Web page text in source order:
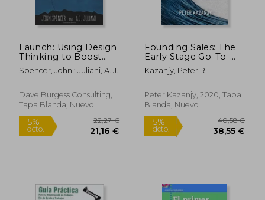
5% 16,50 € 5%
Rápido
Launch: Using Design
Thinking to Boost
Creativity and Bring
Out the Maker in
Inglés)
Spencer, John ; Juliani, A. J.
Dave Burgess Consulting,
Tapa Blanda, Nuevo
Founding Sales: The
Early Stage Go-To-
Market Handbook
(en Inglés)
Kazanjy, Peter R.
Peter Kazanjy, 2020, Tapa
Blanda, Nuevo